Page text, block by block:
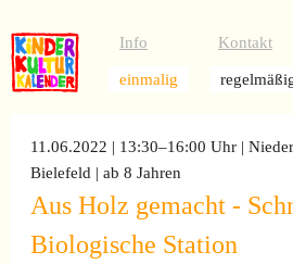
einmalig
Info Kontakt
11.06.2022 | 13:30–16:00 Uhr |
Bielefeld | ab 8 Jahren
Aus Holz gemacht -
Biologische Station